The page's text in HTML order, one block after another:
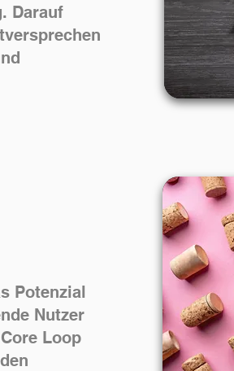
Darauf
Potenzial
Nutzer
Loop